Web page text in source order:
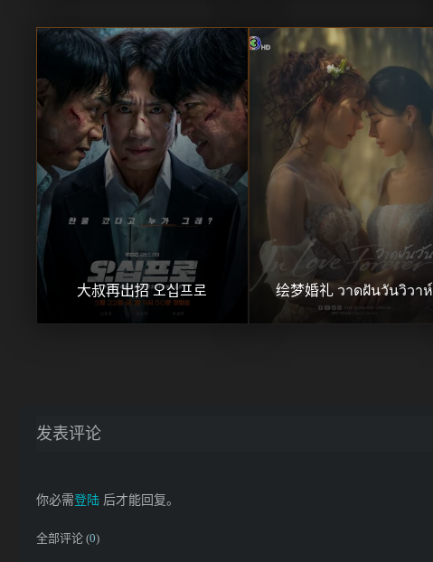
大叔再出招 오십프로 绘梦婚礼 วาดฝันวันวิวาห์
发表评论
你必需登陆 后才能回复。
全部评论 (0)